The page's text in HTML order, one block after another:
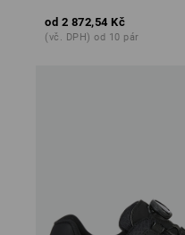
od 2 872,54 Kč
(vč. DPH) od 10 pár